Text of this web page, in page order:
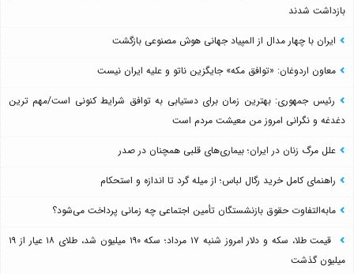
بازداشت شدند
ایران با چهار مدال از المپیاد جهانی هوش مصنوعی بازگشت
معاون اردوغان: «توافق مکه» جایگزین ناتو و علیه ایران نیست
رئیس جمهوری: بهترین زمان برای دستیابی به توافق شرایط کنونی است/مهم ترین
دغدغه و نگرانی امروز من معیشت مردم است
علل مرگ زنان در ایران؛ بیماری‌های قلبی همچنان در صدر
راهنمای کامل خرید رگال لباس؛ از میله گرد تا اندازه و استحکام
مابه‌التفاوت حقوق بازنشستگان تأمین اجتماعی چه زمانی پرداخت می‌شود؟
قیمت طلا، سکه و دلار امروز شنبه ۱۷ مرداد؛ سکه ۱۹۰ میلیون شد، طلای ۱۸ عیار از ۱۹
میلیون گذشت